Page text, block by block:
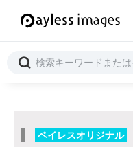
ペイレスオリジナル